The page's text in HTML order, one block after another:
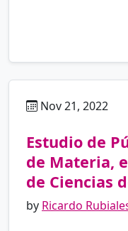
Nov 21, 2022
Estudio de
de Materia,
de Ciencias
by Ricardo